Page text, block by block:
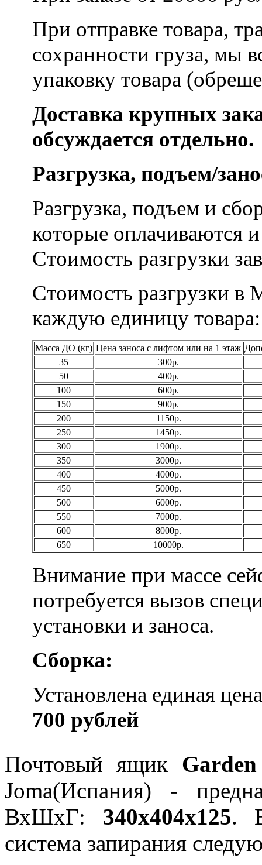
При отправке товара,
сохранности груза, мы
упаковку товара
Доставка крупных
обсуждается отдельно.
Разгрузка, подъем/
Разгрузка, подъем и
которые оплачиваются
Стоимость разгрузки
Стоимость разгрузки в
каждую единицу товара:
Масса ДО (кг) Цена заноса с лифтом или на 1 этаж
35
300р.
50
400р.
100
600р.
150
900р.
200
1150р.
250
1450р.
300
1900р.
350
3000р.
400
4000р.
450
5000р.
500
6000р.
550
7000р.
600
8000р.
650
10000р.
Внимание при массе
потребуется вызов
установки и заноса.
Сборка:
Установлена единая
700 рублей
Почтовый ящик
Joma(Испания) -
ВхШхГ: 340x404x125.
система запирания